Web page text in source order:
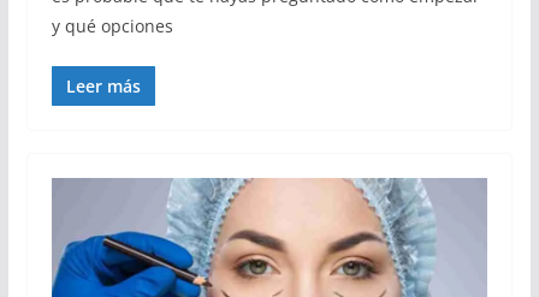
y qué opciones
Leer más